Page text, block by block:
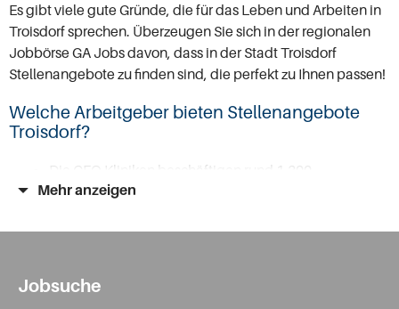
Es gibt viele gute Gründe, die für das Leben und Arbeiten in
Troisdorf sprechen. Überzeugen Sie sich in der regionalen
Jobbörse GA Jobs davon, dass in der Stadt Troisdorf
Stellenangebote zu finden sind, die perfekt zu Ihnen passen!
Welche Arbeitgeber bieten Stellenangebote
Troisdorf?
Die GFO Kliniken beschäftigen rund 1.300
Mitarbeitende. Sie haben Jobs Troisdorf für
Physiotherapeutinnen und Psychotherapeuten und
Systemintegration.
Mehr anzeigen
Jobsuche